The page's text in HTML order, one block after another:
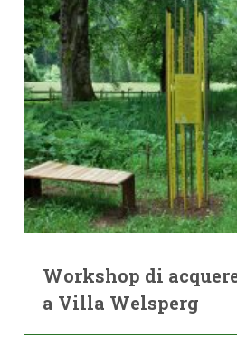
Workshop di
a Villa Welsperg